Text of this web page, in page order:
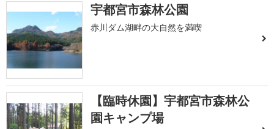
宇都宮市森林公園
赤川ダム湖畔の大自然を満喫
【臨時休園】宇都宮市森林公
園キャンプ場